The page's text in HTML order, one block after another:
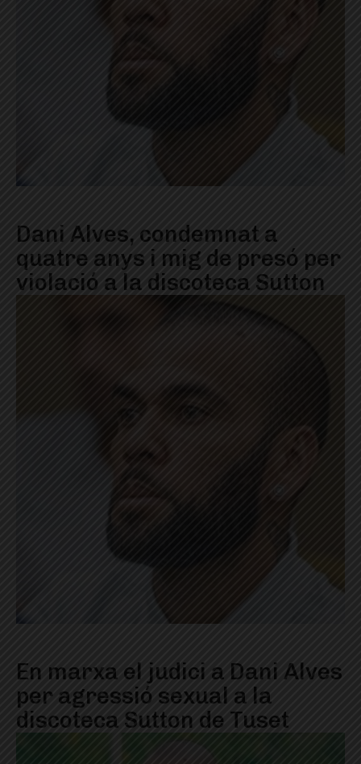
Dani Alves, condemnat a
quatre anys i mig de presó per
violació a la discoteca Sutton
En marxa el judici a Dani Alves
per agressió sexual a la
discoteca Sutton de Tuset